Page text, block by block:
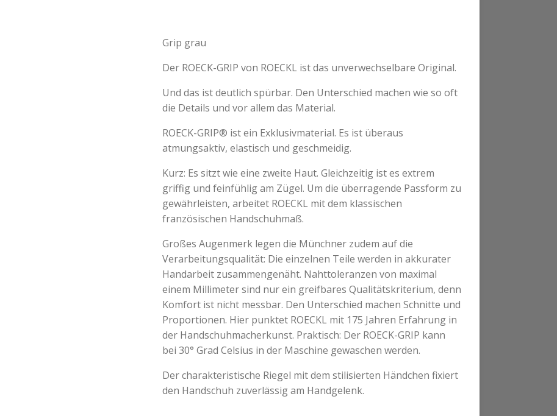
Grip grau
Der ROECK-GRIP von ROECKL ist das unverwechselbare Original.
Und das ist deutlich spürbar. Den Unterschied machen wie so oft
die Details und vor allem das Material.
ROECK-GRIP® ist ein Exklusivmaterial. Es ist überaus
atmungsaktiv, elastisch und geschmeidig.
Kurz: Es sitzt wie eine zweite Haut. Gleichzeitig ist es extrem
griffig und feinfühlig am Zügel. Um die überragende Passform zu
gewährleisten, arbeitet ROECKL mit dem klassischen
französischen Handschuhmaß.
Großes Augenmerk legen die Münchner zudem auf die
Verarbeitungsqualität: Die einzelnen Teile werden in akkurater
Handarbeit zusammengenäht. Nahttoleranzen von maximal
einem Millimeter sind nur ein greifbares Qualitätskriterium, denn
Komfort ist nicht messbar. Den Unterschied machen Schnitte und
Proportionen. Hier punktet ROECKL mit 175 Jahren Erfahrung in
der Handschuhmacherkunst. Praktisch: Der ROECK-GRIP kann
bei 30° Grad Celsius in der Maschine gewaschen werden.
Der charakteristische Riegel mit dem stilisierten Händchen fixiert
den Handschuh zuverlässig am Handgelenk.